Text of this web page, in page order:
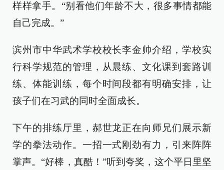
样样拿手。“别看他们年龄不大，很多事情都能
自己完成。”
滨州市中华武术学校校长李金帅介绍，学校实
行科学规范的管理，从晨练、文化课到套路训
练、体能训练，每个时间段都有明确安排，让
孩子们在习武的同时全面成长。
下午的排练厅里，郝世龙正在向师兄们展示新
学的拳法动作。一招一式刚劲有力，引来阵阵
掌声。“好棒，真酷！”听到夸奖，这个平日里坚